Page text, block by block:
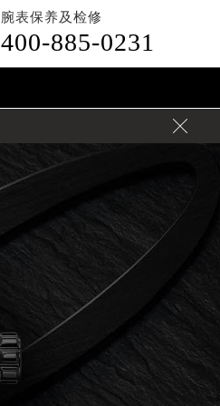
腕表保养及检修
400-885-0231
